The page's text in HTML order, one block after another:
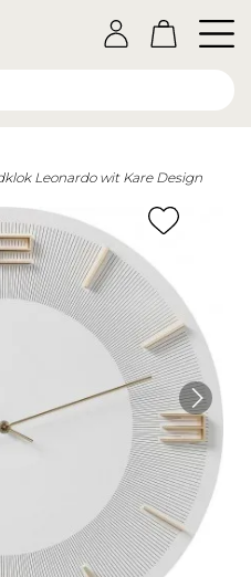
Leonardo wit Kare Design